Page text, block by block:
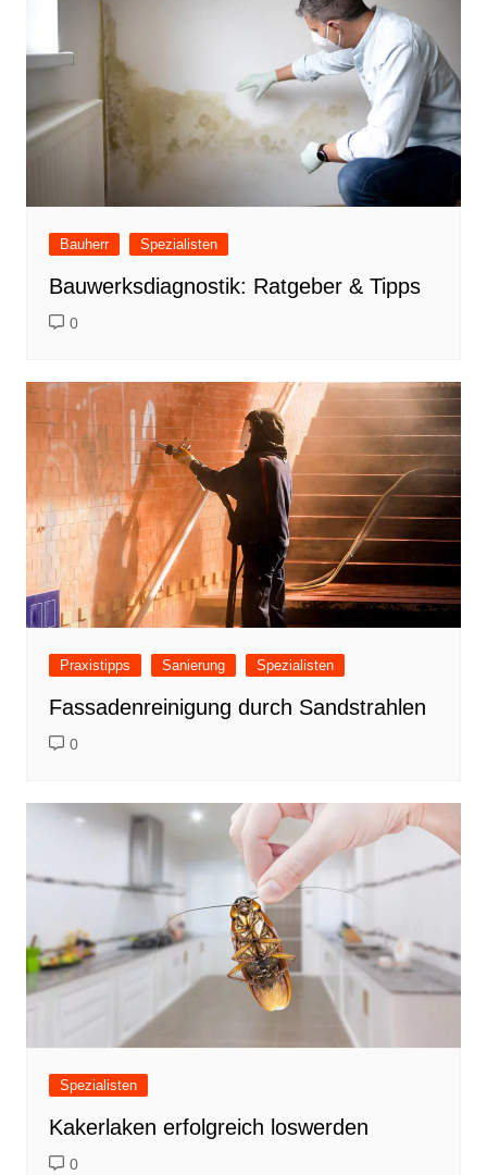
Bauherr Spezialisten
Bauwerksdiagnostik: Ratgeber & Tipps
0
Praxistipps Sanierung Spezialisten
Fassadenreinigung durch Sandstrahlen
0
Spezialisten
Kakerlaken erfolgreich loswerden
0